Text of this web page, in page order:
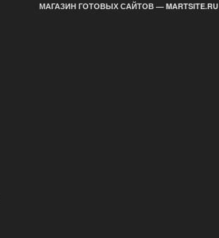
МАГАЗИН ГОТОВЫХ САЙТОВ — MARTSITE.RU